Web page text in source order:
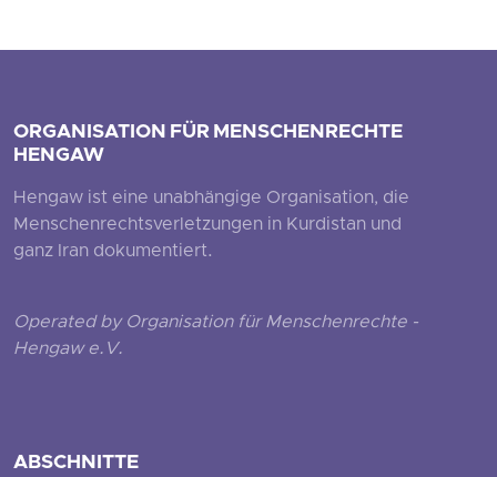
ORGANISATION FÜR MENSCHENRECHTE
HENGAW
Hengaw ist eine unabhängige Organisation, die
Menschenrechtsverletzungen in Kurdistan und
ganz Iran dokumentiert.
Operated by Organisation für Menschenrechte -
Hengaw e.V.
ABSCHNITTE